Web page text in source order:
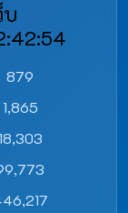
บ
879
1,865